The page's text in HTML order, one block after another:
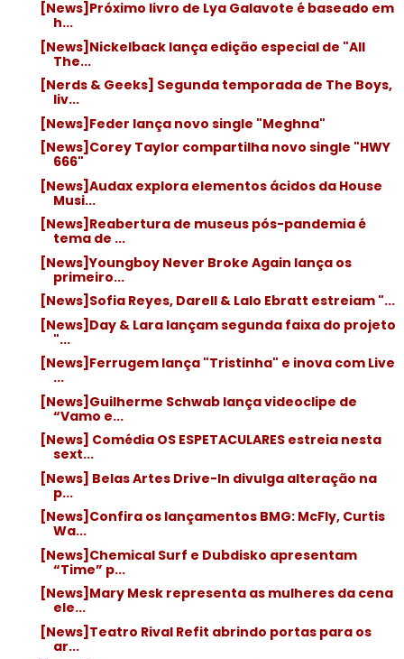
[News]Próximo livro de Lya Galavote é baseado em
h...
[News]Nickelback lança edição especial de "All
The...
[Nerds & Geeks] Segunda temporada de The Boys,
liv...
[News]Feder lança novo single "Meghna"
[News]Corey Taylor compartilha novo single "HWY
666"
[News]Audax explora elementos ácidos da House
Musi...
[News]Reabertura de museus pós-pandemia é
tema de ...
[News]Youngboy Never Broke Again lança os
primeiro...
[News]Sofia Reyes, Darell & Lalo Ebratt estreiam "...
[News]Day & Lara lançam segunda faixa do projeto
"...
[News]Ferrugem lança "Tristinha" e inova com Live
...
[News]Guilherme Schwab lança videoclipe de
“Vamo e...
[News] Comédia OS ESPETACULARES estreia nesta
sext...
[News] Belas Artes Drive-In divulga alteração na
p...
[News]Confira os lançamentos BMG: McFly, Curtis
Wa...
[News]Chemical Surf e Dubdisko apresentam
“Time” p...
[News]Mary Mesk representa as mulheres da cena
ele...
[News]Teatro Rival Refit abrindo portas para os
ar...